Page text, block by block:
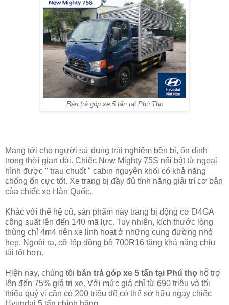
Bán trả góp xe 5 tấn tại Phú Thọ
Mang tới cho người sử dụng trải nghiệm bền bỉ, ổn định
trong thời gian dài. Chiếc New Mighty 75S nổi bật từ ngoại
hình được " trau chuốt " cabin nguyên khối có khả năng
chống ổn cực tốt. Xe trang bị đầy đủ tính năng giải trí cơ bản
của chiếc xe Hàn Quốc.
Khác với thế hệ cũ, sản phẩm này trang bị động cơ D4GA
công suất lên đến 140 mã lực. Tuy nhiên, kích thước lòng
thùng chỉ 4m4 nên xe linh hoạt ở những cung đường nhỏ
hẹp. Ngoài ra, cỡ lốp đồng bộ 700R16 tăng khả năng chịu
tải tốt hơn.
Hiện nay, chúng tôi bán trả góp xe 5 tấn tại Phú thọ hỗ trợ
lên đến 75% giá trị xe. Với mức giá chỉ từ 690 triệu và tối
thiểu quý vị cần có 200 triệu để có thể sở hữu ngay chiếc